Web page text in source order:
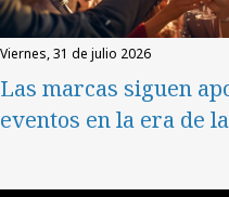
viernes, 31 de julio 2026
Las marcas siguen
eventos en la era de